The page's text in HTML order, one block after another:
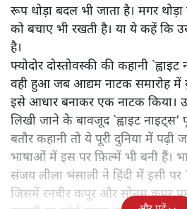
रूप थोड़ा बदल भी जाता है। मगर
को बचाए भी रखती है। या ये कहें कि
है।
फ्योदोर दोस्तोवस्की की कहानी
वही हुआ जब आद्यम नाटक समारोह में
इसे आधार बनाकर एक नाटक किया।
लिखी जाने के बावजूद `ह्वाइट नाइट्स’
बतौर कहानी तो ये पूरी दुनिया में पढ़ी
भाषाओं में इस पर फ़िल्में भी बनी हैं।
संजय लीला भंसाली ने हिंदी में इसी पर
जिसमें रनबीर कपूर और सोनम कपूर